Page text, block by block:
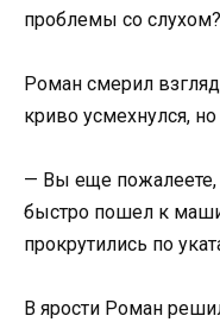
проблемы со слухом?
Роман смерил
криво усмехнулся, но
— Вы еще
быстро пошел к
прокрутились по
В ярости Роман